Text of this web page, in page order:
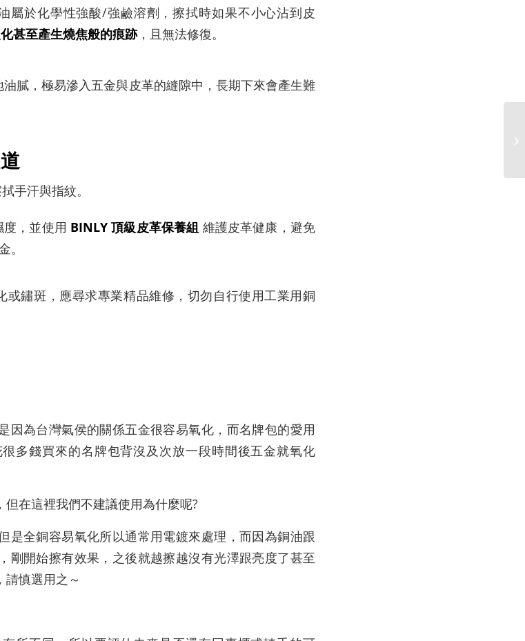
屬於化學性強酸/強鹼溶劑，擦拭時如果不小心沾到皮
甚至產生燒焦般的痕跡，且無法修復。
油膩，極易滲入五金與皮革的縫隙中，長期下來會產生難
手汗與指紋。
，並使用 BINLY 頂級皮革保養組 維護皮革健康，避免
。
或鏽斑，應尋求專業精品維修，切勿自行使用工業用銅
因為台灣氣侯的關係五金很容易氧化，而名牌包的愛用
多錢買來的名牌包背沒及次放一段時間後五金就氧化
在這裡我們不建議使用為什麼呢?
是全銅容易氧化所以通常用電鍍來處理，而因為銅油跟
剛開始擦有效果，之後就越擦越沒有光澤跟亮度了甚至
慎選用之～